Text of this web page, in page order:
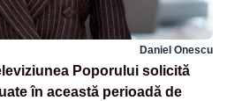
Daniel Onescu
Poporului solicită
în această perioadă de